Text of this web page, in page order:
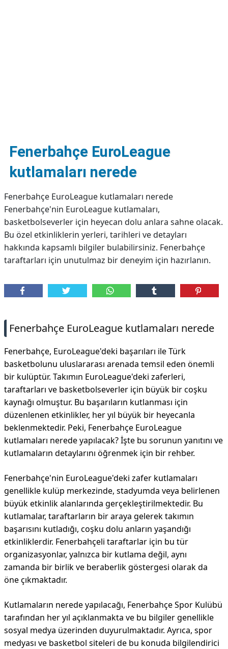
Fenerbahçe EuroLeague
kutlamaları nerede
Fenerbahçe EuroLeague kutlamaları nerede
Fenerbahçe'nin EuroLeague kutlamaları,
basketbolseverler için heyecan dolu anlara sahne olacak.
Bu özel etkinliklerin yerleri, tarihleri ve detayları
hakkında kapsamlı bilgiler bulabilirsiniz. Fenerbahçe
taraftarları için unutulmaz bir deneyim için hazırlanın.
Fenerbahçe EuroLeague kutlamaları nerede
Fenerbahçe, EuroLeague'deki başarıları ile Türk
basketbolunu uluslararası arenada temsil eden önemli
bir kulüptür. Takımın EuroLeague'deki zaferleri,
taraftarları ve basketbolseverler için büyük bir coşku
kaynağı olmuştur. Bu başarıların kutlanması için
düzenlenen etkinlikler, her yıl büyük bir heyecanla
beklenmektedir. Peki, Fenerbahçe EuroLeague
kutlamaları nerede yapılacak? İşte bu sorunun yanıtını ve
kutlamaların detaylarını öğrenmek için bir rehber.
Fenerbahçe'nin EuroLeague'deki zafer kutlamaları
genellikle kulüp merkezinde, stadyumda veya belirlenen
büyük etkinlik alanlarında gerçekleştirilmektedir. Bu
kutlamalar, taraftarların bir araya gelerek takımın
başarısını kutladığı, coşku dolu anların yaşandığı
etkinliklerdir. Fenerbahçeli taraftarlar için bu tür
organizasyonlar, yalnızca bir kutlama değil, aynı
zamanda bir birlik ve beraberlik göstergesi olarak da
öne çıkmaktadır.
Kutlamaların nerede yapılacağı, Fenerbahçe Spor Kulübü
tarafından her yıl açıklanmakta ve bu bilgiler genellikle
sosyal medya üzerinden duyurulmaktadır. Ayrıca, spor
medyası ve basketbol siteleri de bu konuda bilgilendirici